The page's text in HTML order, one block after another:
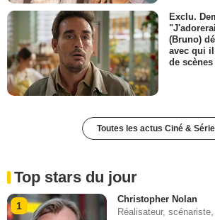
Exclu.
(Bruno)
avec qui
de scènes
Toutes les actus Ciné &
Top stars du jour
1
Christopher Nolan
Réalisateur,